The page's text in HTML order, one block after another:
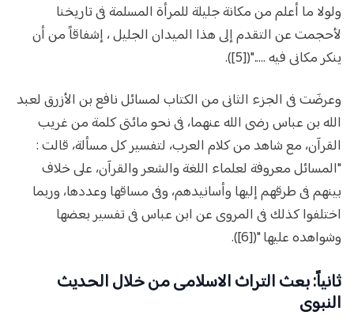
ولولا ما أعلم من مكانة جليلة للمرأة المسلمة فى تاريخنا
لأحجمت عن التقدم إلى هذا الميدان الجليل ، إشفاقاً من أن
ينكر مكانى فيه ....."([5]).
وعرضَت فى الجزء الثانى من الكتاب لمسائل نافع بن الأزرق لعبد
الله بن عباس رضى الله عنهما، فى نحو مائتى كلمة من غريب
القرآن، مع شاهد من كلام العرب، لتفسير كل مسألة، قالت :
"المسائل معروفة لعلماء اللغة والشعر والقرآن، على خلاف
بينهم فى طرقهم إليها وأسانيدهم، وفى مساقها وعددها، وربما
اختلفوا كذلك فى المروى عن ابن عباس فى تفسير بعضها
وشواهده عليها "([6]).
ثانياً: بعث التراث الاسلامى من خلال الحديث
النبوى